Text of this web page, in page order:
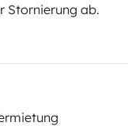
Stornierung ab.